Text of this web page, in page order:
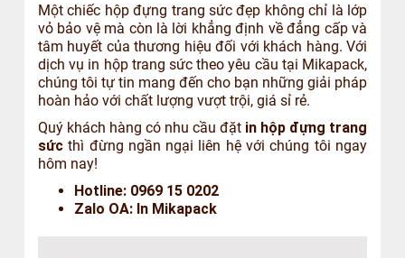
Một chiếc hộp đựng trang sức đẹp không chỉ là lớp
vỏ bảo vệ mà còn là lời khẳng định về đẳng cấp và
tâm huyết của thương hiệu đối với khách hàng. Với
dịch vụ in hộp trang sức theo yêu cầu tại Mikapack,
chúng tôi tự tin mang đến cho bạn những giải pháp
hoàn hảo với chất lượng vượt trội, giá sỉ rẻ.
Quý khách hàng có nhu cầu đặt in hộp đựng trang
sứcthì đừng ngần ngại liên hệ với chúng tôi ngay
hôm nay!
Hotline: 0969 15 0202
Zalo OA: In Mikapack